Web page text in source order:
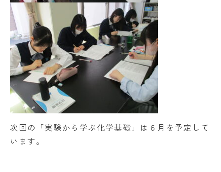
次回の「実験から学ぶ化学基礎」は６月を予定して
います。